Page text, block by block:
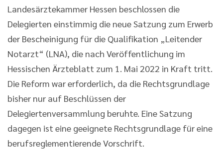
Landesärztekammer Hessen beschlossen die
Delegierten einstimmig die neue Satzung zum Erwerb
der Bescheinigung für die Qualifikation „Leitender
Notarzt“ (LNA), die nach Veröffentlichung im
Hessischen Ärzteblatt zum 1. Mai 2022 in Kraft tritt.
Die Reform war erforderlich, da die Rechtsgrundlage
bisher nur auf Beschlüssen der
Delegiertenversammlung beruhte. Eine Satzung
dagegen ist eine geeignete Rechtsgrundlage für eine
berufsreglementierende Vorschrift.